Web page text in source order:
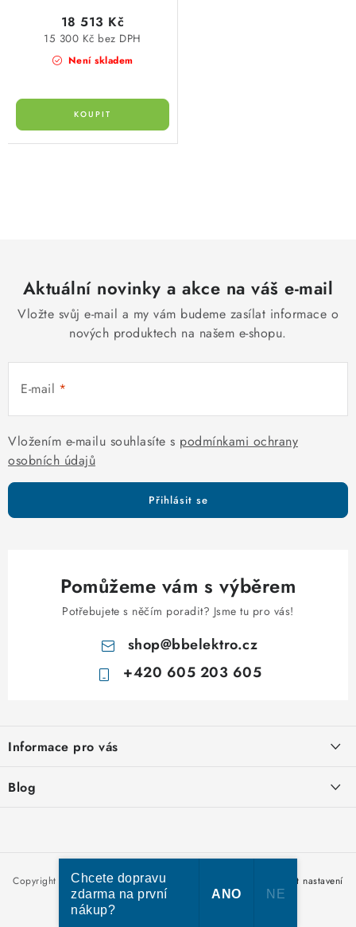
Není skladem
15 300 Kč bez DPH
18 513 Kč
a
c
p
r
v
k
y
v
ý
i
Aktuální novinky a akce na váš e-mail
Vložte svůj e-mail a my vám budeme zasílat informace o
nových produktech na našem e-shopu.
E-mail
Vložením e-mailu souhlasíte s podmínkami ochrany
osobních údajů
Přihlásit se
Pomůžeme vám s výběrem
Potřebujete s něčím poradit? Jsme tu pro vás!
shop@bbelektro.cz
+420 605 203 605
p
a
Informace pro vás
Blog
Nakupujte u nás hned a zaplaťte později – nově přijímáme Skip
Pay
Kabel CYKY – jak vybrat správný typ a průřez
Copyright 2026bbelektro.cz. Všechna práva vyhrazena.
Upravit nastavení
cookies
Chcete dopravu
zdarma na první
nákup?
ANO NE